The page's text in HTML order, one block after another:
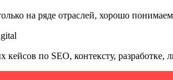
на ряде отраслей, хорошо
кейсов по SEO, контексту,